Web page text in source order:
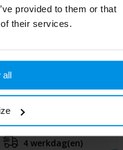
provided to them or that
their services.
all
FRESH AIR - Auto
Al vanaf € 1,80
4 werkdag(en)